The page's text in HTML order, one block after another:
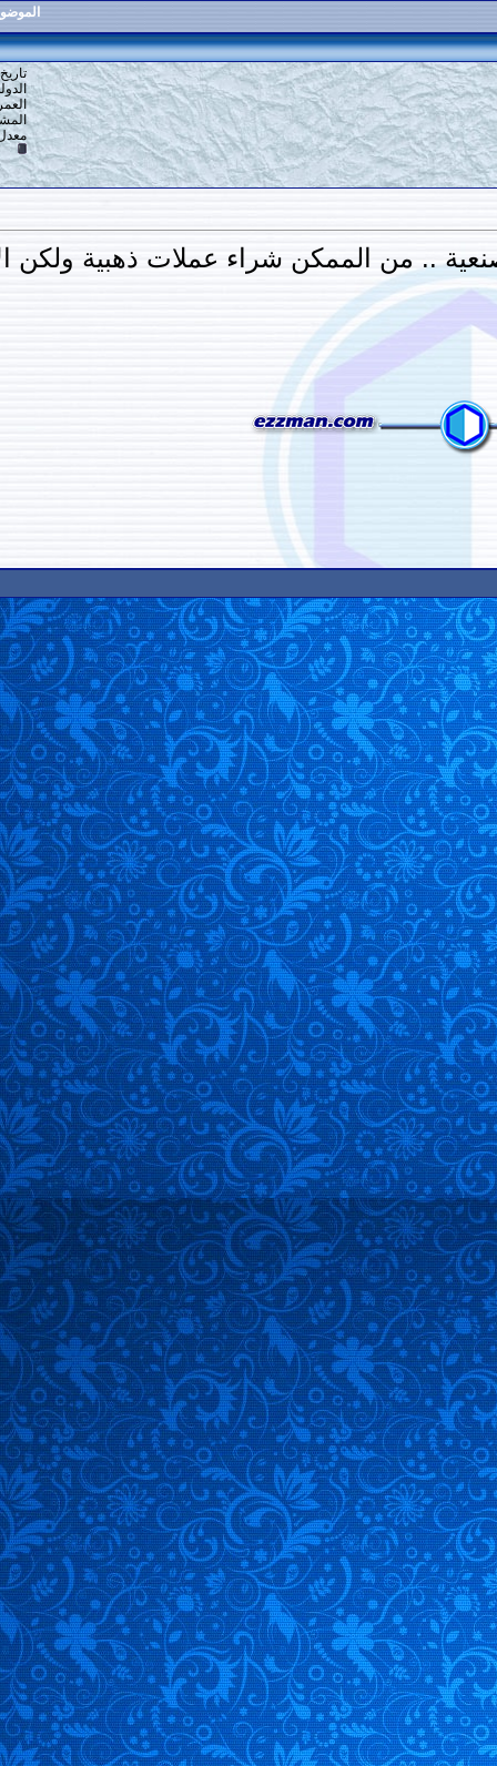
إدخار السبائك الذهبية
#
28
تاريخ التسجيل: 16-12-2013
الدولة: القاهرة
العمر: 59
المشاركات: 6,918
معدل تقييم المستوى: 10
شراء عملات ذهبية ولكن الأفضل من